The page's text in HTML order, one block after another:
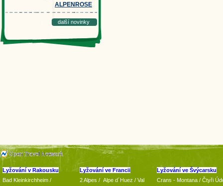
ALPENROSE
další novinky
Lyžování v Rakousku
Bad Kleinkirchheim /
Lyžování ve Francii
2 Alpes / Alpe d´Huez / Val
Lyžování ve Švýcarsku
Crans - Montana / Čtyři